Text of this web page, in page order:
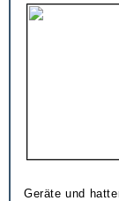
Geräte und